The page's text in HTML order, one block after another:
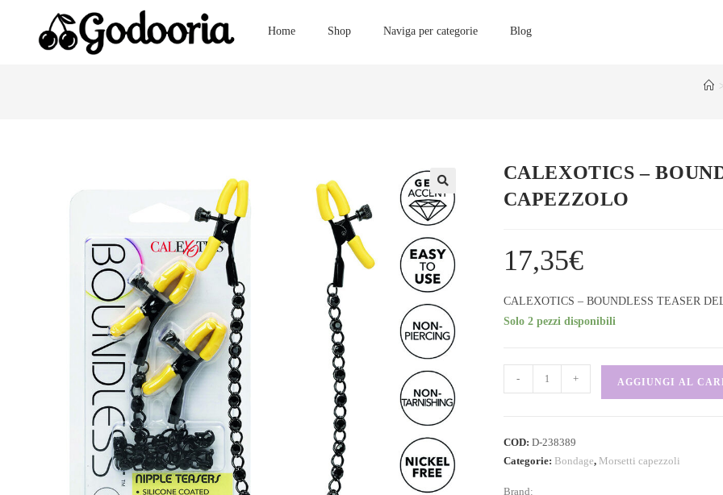
Home Shop Naviga per categorie Blog
>
CALEXOTICS –
CAPEZZOLO
17,35€
CALEXOTICS – BOUNDLESS TEASER
Solo 2 pezzi disponibili
- + AGGIUNGI AL
COD: D-238389
Categorie: Bondage, Morsetti capezzoli
Brand: